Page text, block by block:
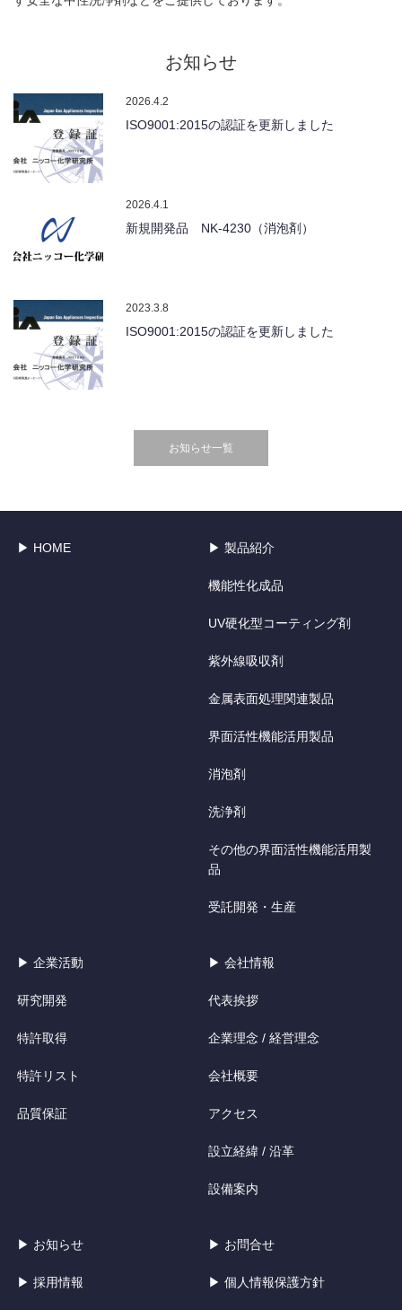
お知らせ
2026.4.2
ISO9001:2015の認証を更新しました
2026.4.1
新規開発品 NK-4230（消泡剤）
2023.3.8
ISO9001:2015の認証を更新しました
お知らせ一覧
▶ HOME ▶ 製品紹介
機能性化成品
UV硬化型コーティング剤
紫外線吸収剤
金属表面処理関連製品
界面活性機能活用製品
消泡剤
洗浄剤
その他の界面活性機能活用製
品
受託開発・生産
▶ 企業活動
研究開発
特許取得
特許リスト
品質保証
▶ 会社情報
代表挨拶
企業理念 / 経営理念
会社概要
アクセス
設立経緯 / 沿革
設備案内
▶ お知らせ
▶ 採用情報
▶ お問合せ
▶ 個人情報保護方針